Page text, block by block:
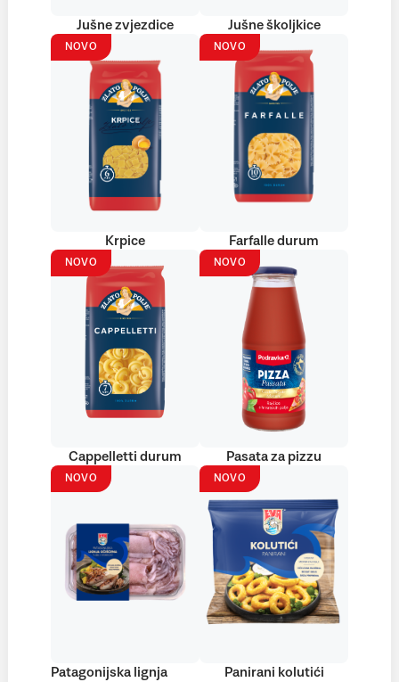
Jušne zvjezdice Jušne školjkice
NOVO
Krpice
NOVO
Farfalle durum
NOVO
Cappelletti durum
NOVO
Pasata za pizzu
NOVO
Patagonijska lignja
NOVO
Panirani kolutići